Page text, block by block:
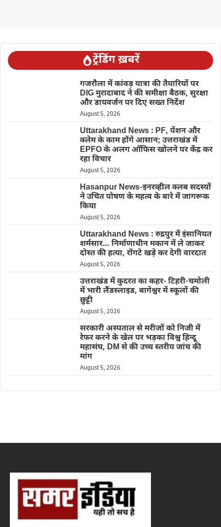
ट्रेंडिंग ख़बरें
गजरौला में कांवड़ यात्रा की तैयारियों पर
DIG मुरादाबाद ने की समीक्षा बैठक, सुरक्षा
और डायवर्जन पर दिए सख्त निर्देश
August 5, 2026
Uttarakhand News : PF, पेंशन और
क्लेम के काम होंगे आसान; उत्तराखंड में
EPFO के अलग ऑफिस खोलने पर केंद्र कर
रहा विचार
August 5, 2026
Hasanpur News-इनरव्हील क्लब सदस्यों
ने उचित पोषण के महत्व के बारे में जागरूक
किया
August 5, 2026
Uttarakhand News : रुद्रपुर में इंसानियत
शर्मसार… निर्माणाधीन मकान में ले जाकर
दोस्त की हत्या, रोंगटे खड़े कर देगी वारदात
August 5, 2026
उत्तराखंड में कुदरत का कहर- टिहरी-चमोली
में भारी लैंडस्लाइड, बागेश्वर में स्कूलों की
छुट्टी
August 5, 2026
सरकारी अस्पताल से मरीजों को निजी में
रेफर करने के खेल पर भड़का विश्व हिन्दू
महासंघ, DM से की उच्च स्तरीय जांच की
मांग
August 5, 2026